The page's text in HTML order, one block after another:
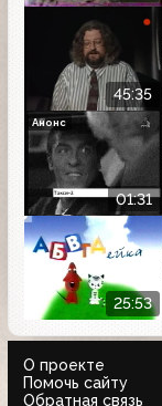
45:35
01:31
Анонс
25:53
О проекте
Помочь сайту
Обратная связь